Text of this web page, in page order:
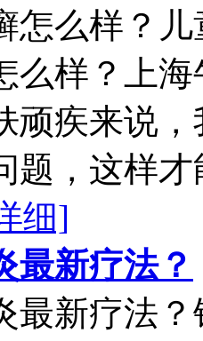
怎么样？
么样？上
顽疾来说
题，这样
细]
最新疗法？
最新疗法